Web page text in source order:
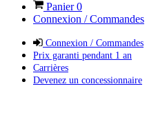
Panier0
Connexion / Commandes
Connexion / Commandes
Prix garanti pendant 1 an
Carrières
Devenez un concessionnaire